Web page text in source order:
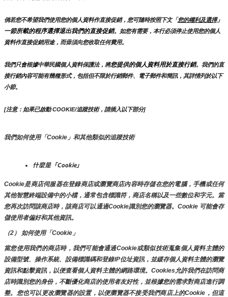
倘若您不希望我們使用您的個人資料作直接促銷，您可隨時按照下文「您的權利及選擇」
一節所載的程序選擇退出我們的直接促銷。如您有需要，本行必須停止使用您的個人
資料作直接促銷用途，而毋須向您收取任何費用。
我們只會根據中華民國個人資料保護法，將您提供的個人資料用於直接行銷。我們的直
接行銷內容可能有幾種形式，包括但不限於行銷郵件、電子郵件和簡訊，其詳情列於以下
小節。
[注意：如果已啟動 COOKIE/追蹤技術，請插入以下部分]
我們如何使用「Cookie」和其他類似的追蹤技術
什麼是「Cookie」
Cookie是商店伺服器在登錄商店或瀏覽商店內容時存儲在您的電腦，手機或任何
其他智慧終端設備中的小檔，通常包含標識符，商店名稱以及一些數位和字元。當
您再次訪問該商店時，該商店可以通過Cookie識別您的瀏覽器。Cookie 可能會存
儲使用者偏好和其他資訊。
（2） 如何使用「Cookie」
當您使用我們的商店時，我們可能會通過Cookie或類似技術蒐集個人資料主體的
設備型號、操作系統、設備標識碼和登錄IP位址資訊，並緩存個人資料主體的瀏覽
資訊和點擊資訊，以便查看個人資料主體的網路環境。Cookies允許我們在訪問商
店時識別您的身份，不斷優化商店的使用者友好性，並根據您的需求對商店進行調
整。您也可以更改瀏覽器的設置，以便瀏覽器不接受我們商店上的Cookie，但這